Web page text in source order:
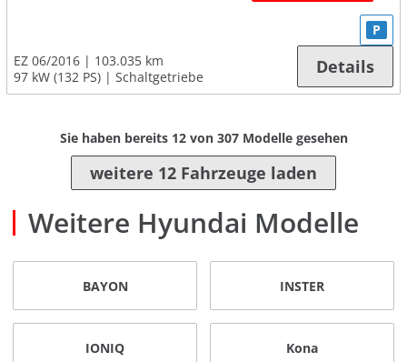
EZ 06/2016
103.035 km
97 kW (132 PS)
Schaltgetriebe
P
Details
Sie haben bereits 12von 307Modelle gesehen
weitere 12 Fahrzeuge laden
Weitere Hyundai Modelle
BAYON INSTER
IONIQ Kona